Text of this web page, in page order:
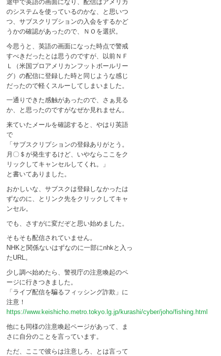
途中で英語の画面になり、配信はアメリカ
のシステムを使っているのかな、と思いつ
つ、サブスクリプションの入会をするかど
うかの確認があったので、ＮＯを選択。
今思うと、英語の画面になった時点で警戒
すべきだったとは思うのですが、以前ＮＦ
Ｌ（米国プロアメリカンフットボールリー
グ）の配信に登録した時と同じような感じ
だったので軽くスルーしてしまいました。
一通りできた感触があったので、さぁ見る
か、と思ったのですがなぜか見れません。
来ていたメールを確認すると、やはり英語
で
「サブスクリプションの登録ありがとう。
月〇＄が発生するけど、いやならここをク
リックしてキャンセルしてくれ。」
と書いてありました。
おかしいな、サブスクは登録しなかったは
ずなのに、とリンク先をクリックしてキャ
ンセル。
でも、さすがに変だぞと思い始めました。
そもそも配信されていません。
NHKと関係ないはずなのに一部にnhkと入っ
たURL。
少し調べ始めたら、警視庁の注意喚起のペ
ージに行きつきました。
「ライブ配信を騙るフィッシング詐欺」に
注意！
https://www.keishicho.metro.tokyo.lg.jp/kurashi/cyber/joho/fishing.html
他にも同様の注意喚起ページがあって、ま
さに自分のことを言っています。
ただ、ここで彼らは注意しろ、とは言って